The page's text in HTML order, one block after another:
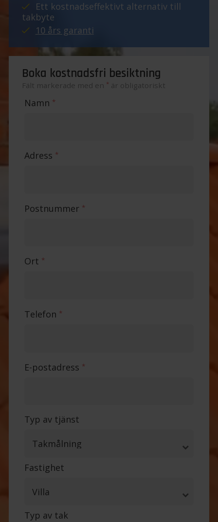
Ett kostnadseffektivt alternativ till
takbyte
10 års garanti
Boka kostnadsfri besiktning
Fält markerade med en * är obligatoriskt
Namn *
Adress *
Postnummer *
Ort *
Telefon *
E-postadress *
Typ av tjänst
Fastighet
Typ av tak